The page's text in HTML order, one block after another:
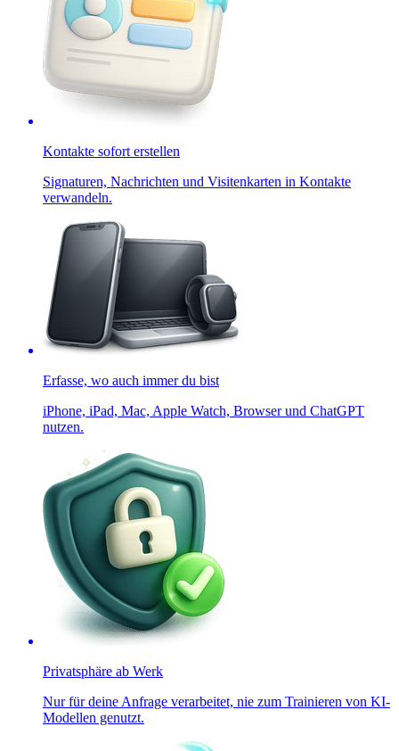
Kontakte sofort erstellen
Signaturen, Nachrichten und Visitenkarten in Kontakte
verwandeln.
Erfasse, wo auch immer du bist
iPhone, iPad, Mac, Apple Watch, Browser und ChatGPT
nutzen.
Privatsphäre ab Werk
Nur für deine Anfrage verarbeitet, nie zum Trainieren von KI-
Modellen genutzt.